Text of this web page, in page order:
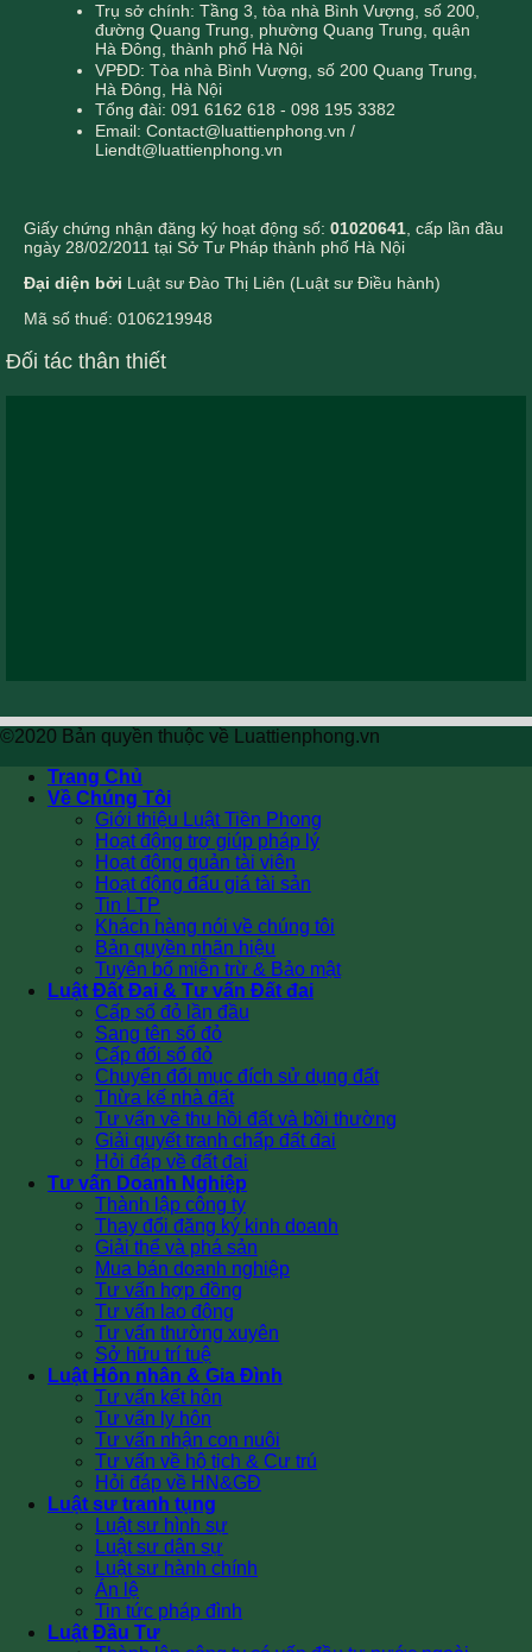
Trụ sở chính: Tầng 3, tòa nhà Bình Vượng, số 200,
đường Quang Trung, phường Quang Trung, quận
Hà Đông, thành phố Hà Nội
VPĐD: Tòa nhà Bình Vượng, số 200 Quang Trung,
Hà Đông, Hà Nội
Tổng đài: 091 6162 618 - 098 195 3382
Email: Contact@luattienphong.vn /
Liendt@luattienphong.vn
Giấy chứng nhận đăng ký hoạt động số: 01020641 , cấp lần đầu
ngày 28/02/2011 tại Sở Tư Pháp thành phố Hà Nội
Đại diện bởi Luật sư Đào Thị Liên (Luật sư Điều hành)
Mã số thuế: 0106219948
Đối tác thân thiết
©2020 Bản quyền thuộc về Luattienphong.vn
Trang Chủ
Về Chúng Tôi
Giới thiệu Luật Tiền Phong
Hoạt động trợ giúp pháp lý
Hoạt động quản tài viên
Hoạt động đấu giá tài sản
Tin LTP
Khách hàng nói về chúng tôi
Bản quyền nhãn hiệu
Tuyên bố miễn trừ & Bảo mật
Luật Đất Đai & Tư vấn Đất đai
Cấp sổ đỏ lần đầu
Sang tên sổ đỏ
Cấp đổi sổ đỏ
Chuyển đổi mục đích sử dụng đất
Thừa kế nhà đất
Tư vấn về thu hồi đất và bồi thường
Giải quyết tranh chấp đất đai
Hỏi đáp về đất đai
Tư vấn Doanh Nghiệp
Thành lập công ty
Thay đổi đăng ký kinh doanh
Giải thể và phá sản
Mua bán doanh nghiệp
Tư vấn hợp đồng
Tư vấn lao động
Tư vấn thường xuyên
Sở hữu trí tuệ
Luật Hôn nhân & Gia Đình
Tư vấn kết hôn
Tư vấn ly hôn
Tư vấn nhận con nuôi
Tư vấn về hộ tịch & Cư trú
Hỏi đáp về HN&GĐ
Luật sư tranh tụng
Luật sư hình sự
Luật sư dân sự
Luật sư hành chính
Án lệ
Tin tức pháp đình
Luật Đầu Tư